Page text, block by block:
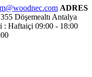
ADRES
Döşemealtı Antalya
: Haftaiçi 09:00 - 18:00